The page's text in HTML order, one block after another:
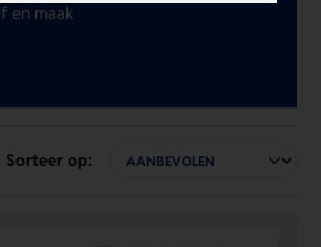
en maak
Sorteer op: